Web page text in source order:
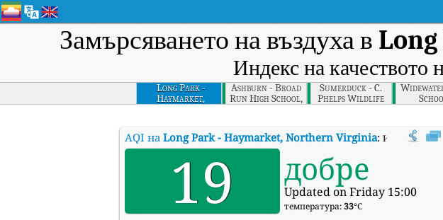
Замърсяването на въздуха в
Индекс на качеството
Long Park -
Haymarket,
Northern Virginia
Ashburn - Broad
Run High School,
Northern Virginia
Sumerduck - C.
Phelps Wildlife
Mgmt Area,
AQI на Long Park - Haymarket, Northern Virginia: Индекс на
19 добре
Updated on Friday 15:00
температура:33°C